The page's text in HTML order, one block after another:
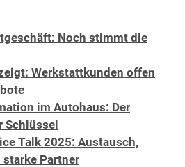
Noch stimmt die
Werkstattkunden offen
im Autohaus: Der
Schlüssel
Talk 2025: Austausch,
Partner